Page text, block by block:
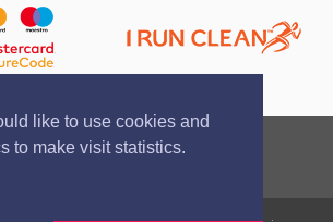
like to use cookies and
to make visit statistics.
Privātuma politika
noteikumi